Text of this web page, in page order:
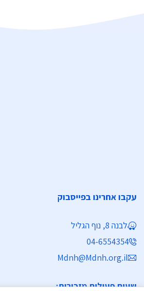
עקבו אחרינו בפייסבוק
לבנה 8, נוף הגליל
04-6554354
Mdnh@Mdnh.org.il
שעות פעילות מזכירות: